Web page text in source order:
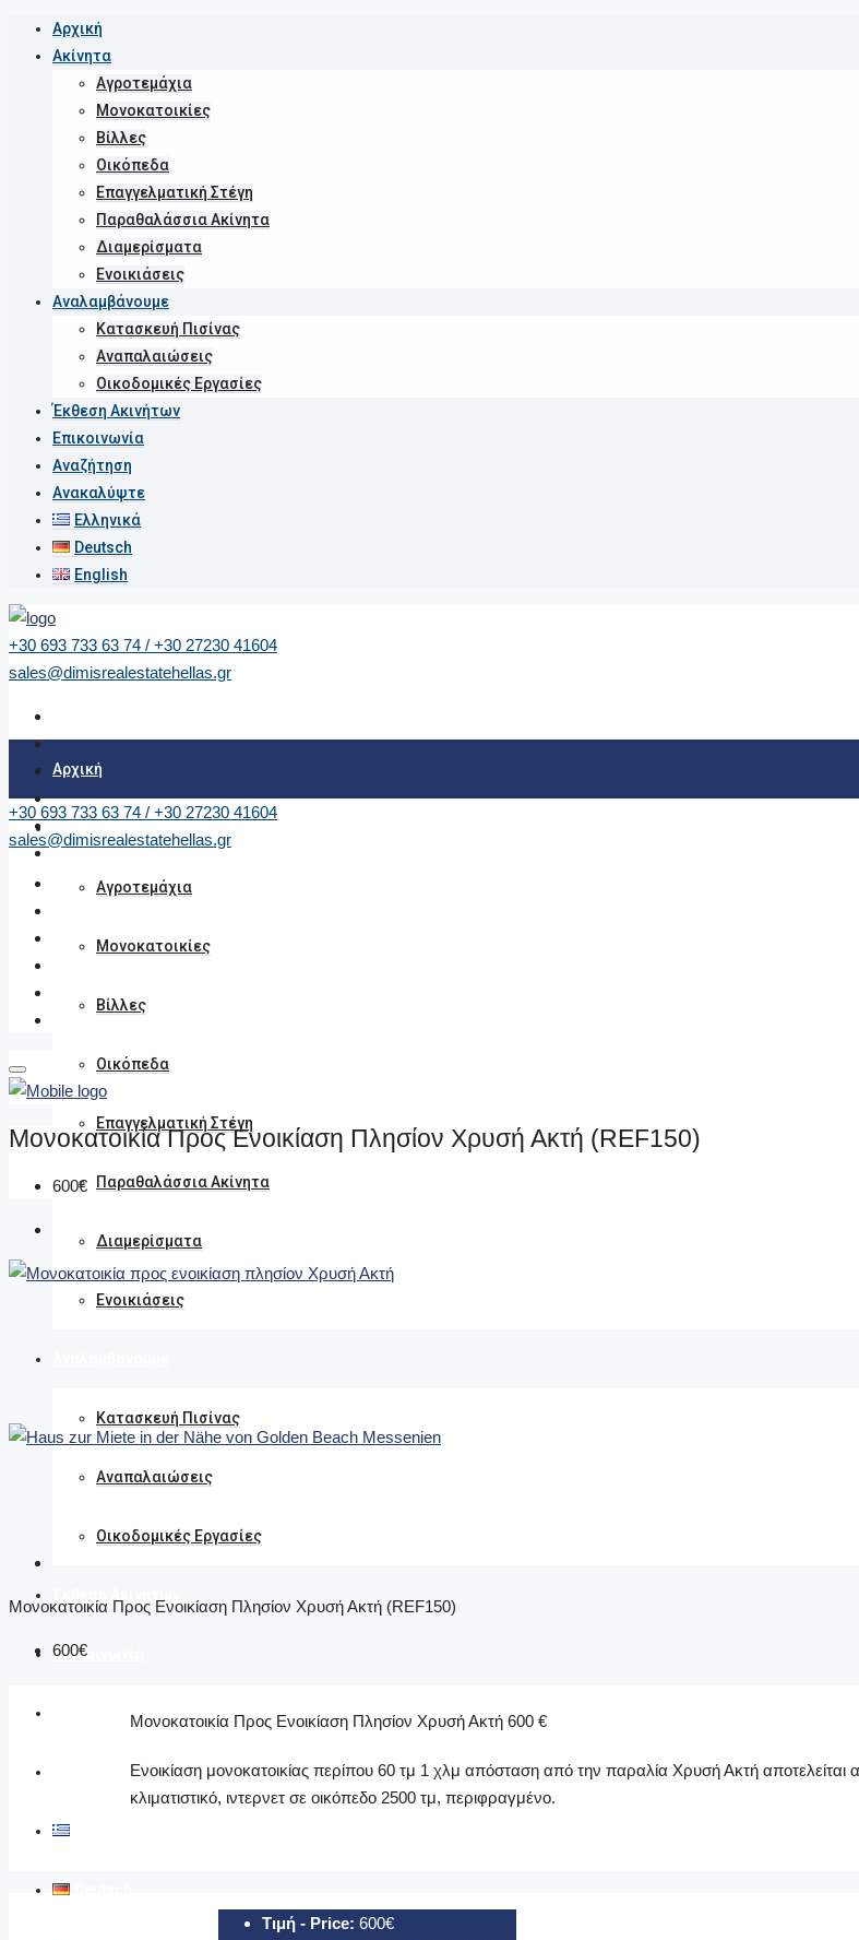
Αρχική
Ακίνητα
Αγροτεμάχια
Μονοκατοικίες
Βίλλες
Οικόπεδα
Επαγγελματική Στέγη
Παραθαλάσσια Ακίνητα
Διαμερίσματα
Ενοικιάσεις
Αναλαμβάνουμε
Κατασκευή Πισίνας
Αναπαλαιώσεις
Οικοδομικές Εργασίες
Έκθεση Ακινήτων
Επικοινωνία
Αναζήτηση
Ανακαλύψτε
Ελληνικά
Deutsch
English
+30 693 733 63 74 / +30 27230 41604
sales@dimisrealestatehellas.gr
Αρχική
Αγροτεμάχια
Μονοκατοικίες
Βίλλες
Οικόπεδα
Επαγγελματική Στέγη
Παραθαλάσσια Ακίνητα
Διαμερίσματα
Ενοικιάσεις
Κατασκευή Πισίνας
Αναπαλαιώσεις
Οικοδομικές Εργασίες
Επικοινωνία
Αναζήτηση
Ανακαλύψτε
+30 693 733 63 74 / +30 27230 41604
sales@dimisrealestatehellas.gr
Μονοκατοικία Προς Ενοικίαση Πλησίον Χρυσή Ακτή (REF150)
600€
Μονοκατοικία Προς Ενοικίαση Πλησίον Χρυσή Ακτή (REF150)
600€
Μονοκατοικία Προς Ενοικίαση Πλησίον Χρυσή Ακτή 600 €
Ενοικίαση μονοκατοικίας περίπου 60 τμ 1 χλμ απόσταση από την παραλία Χρυσή Ακτή αποτελείται
κλιματιστικό, ιντερνετ σε οικόπεδο 2500 τμ, περιφραγμένο.
Τιμή - Price: 600€